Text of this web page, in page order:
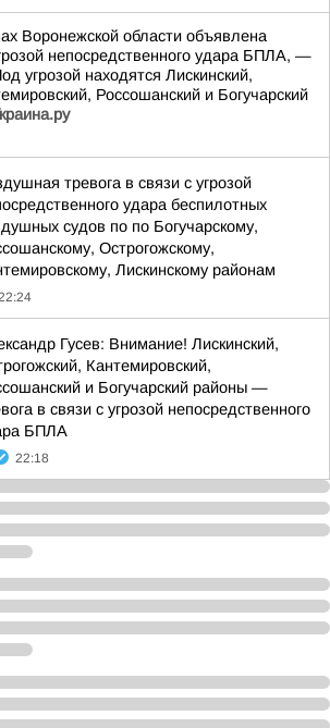
Воронежской области объявлена
непосредственного удара БПЛА, —
угрозой находятся Лискинский,
Россошанский и Богучарский
тревога в связи с угрозой
удара беспилотных
судов по по Богучарскому,
Острогожскому,
Лискинскому районам
Гусев: Внимание! Лискинский,
Кантемировский,
и Богучарский районы —
в связи с угрозой непосредственного
БПЛА
22:18